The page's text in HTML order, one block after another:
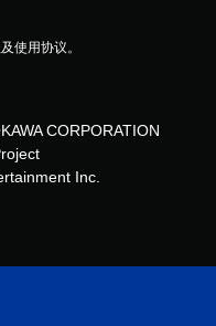
使用协议。
CORPORATION
Inc.